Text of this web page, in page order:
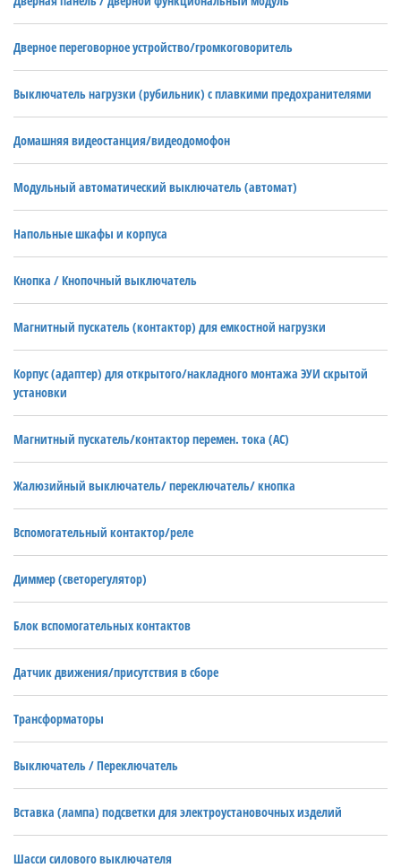
Дверное переговорное устройство/громкоговоритель
Выключатель нагрузки (рубильник) с плавкими предохранителями
Домашняя видеостанция/видеодомофон
Модульный автоматический выключатель (автомат)
Напольные шкафы и корпуса
Кнопка / Кнопочный выключатель
Магнитный пускатель (контактор) для емкостной нагрузки
Корпус (адаптер) для открытого/накладного монтажа ЭУИ скрытой
установки
Магнитный пускатель/контактор перемен. тока (AC)
Жалюзийный выключатель/ переключатель/ кнопка
Вспомогательный контактор/реле
Диммер (светорегулятор)
Блок вспомогательных контактов
Датчик движения/присутствия в сборе
Трансформаторы
Выключатель / Переключатель
Вставка (лампа) подсветки для электроустановочных изделий
Шасси силового выключателя